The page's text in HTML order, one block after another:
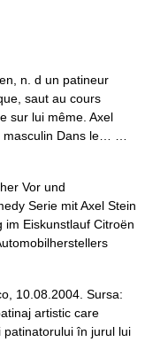
n. d un patineur
saut au cours
sur lui même. Axel
masculin Dans le… …
Vor und
Serie mit Axel Stein
im Eiskunstlauf Citroën
10.08.2004. Sursa:
artistic care
în jurul lui